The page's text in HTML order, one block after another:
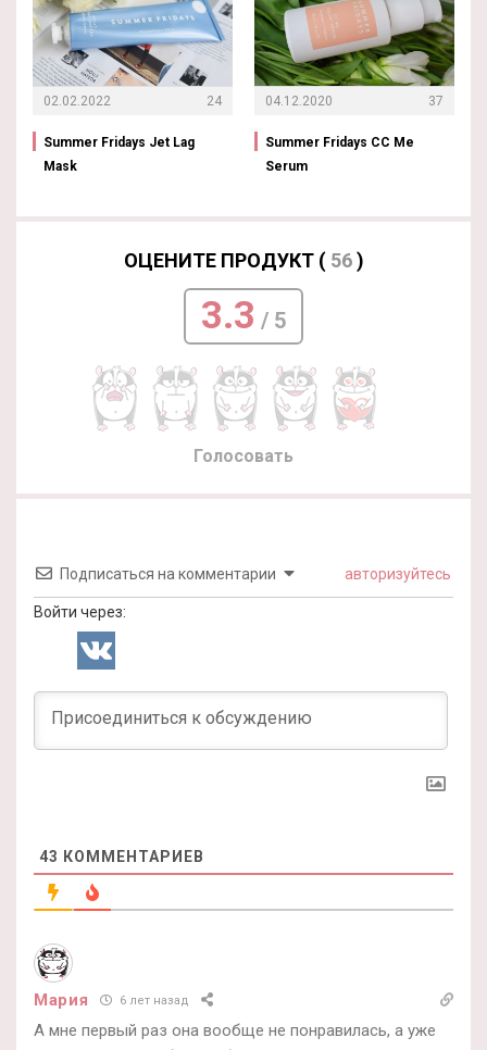
02.02.2022 24
Summer Fridays Jet Lag
Mask
04.12.2020 37
Summer Fridays CC Me
Serum
ОЦЕНИТЕ ПРОДУКТ ( 56)
3.3 / 5
Голосовать
Подписаться на комментарии авторизуйтесь
Войти через:
43 КОММЕНТАРИЕВ
Мария 6 лет назад
А мне первый раз она вообще не понравилась, а уже